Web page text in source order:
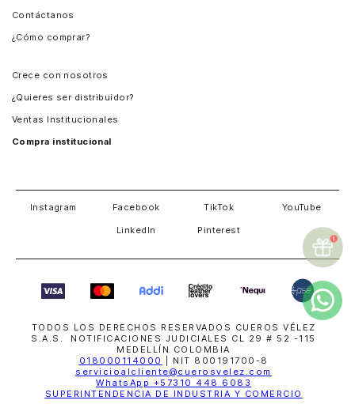
Contáctanos
¿Cómo comprar?
Crece con nosotros
¿Quieres ser distribuidor?
Ventas Institucionales
Compra institucional
Instagram Facebook TikTok YouTube
LinkedIn Pinterest
TODOS LOS DERECHOS RESERVADOS CUEROS VÉLEZ
S.A.S. NOTIFICACIONES JUDICIALES CL 29 # 52 -115
MEDELLÍN COLOMBIA
018000114000
| NIT 800191700-8
servicioalcliente@cuerosvelez.com
WhatsApp +57310 448 6083
SUPERINTENDENCIA DE INDUSTRIA Y COMERCIO